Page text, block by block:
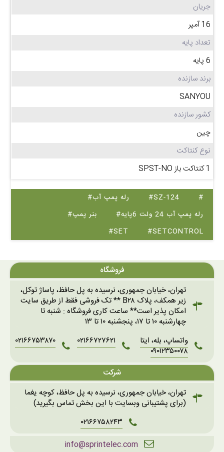
جریان
16 آمپر
تعداد پایه
6 پایه
برند سازنده
SANYOU
کشور سازنده
چین
نوع کنتاکت
1 کنتاکت باز SPST-NO
#
#SZ-124
#رله پمپ آب
#رله پمپ آب 24 ولت 6پایه
#بنر پمپ
#SETCONTROL
#SET
فروشگاه
تهران، خیابان جمهوری، نرسیده به پل حافظ، پاساژ توکل،
زیر همکف، پلاک B۲۸ ** تک فروشی فقط از طریق سایت
امکان پذیر است** ساعت کاری فروشگاه : شنبه تا
چهارشنبه ۱۰ تا ۱۷، پنجشنبه ۱۰ تا ۱۳
واتساپ، بله، ایتا
۰۹۰۱۲۳۵۰۰۷۸
۰۲۱۶۶۷۲۷۶۲۱ ۰۲۱۶۶۷۵۳۸۷۰
شرکت
تهران، خیابان جمهوری، نرسیده به پل حافظ، کوچه یغما
(برای پشتیبانی وبسایت با این بخش تماس بگیرید)
۰۲۱۶۶۷۵۸۲۴۳
info@sprintelec.com